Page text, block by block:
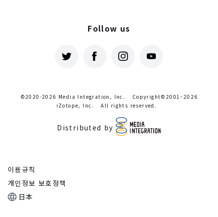
Follow us
©2020-2026 Media Integration, Inc.
Copyright©2001–2026
iZotope, Inc.
All rights reserved.
Distributed by
이용규칙
개인정보 보호정책
日本